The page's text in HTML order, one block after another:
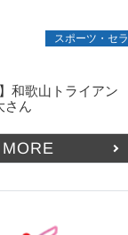
スポーツ・セラ
和歌山トライアン
さん
MORE